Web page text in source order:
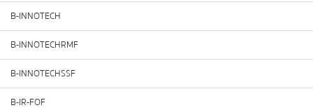
B-INNOTECH
B-INNOTECHRMF
B-INNOTECHSSF
B-IR-FOF